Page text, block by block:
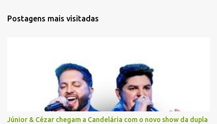
Postagens mais visitadas
Júnior & Cézar chegam a Candelária com o novo show da dupla